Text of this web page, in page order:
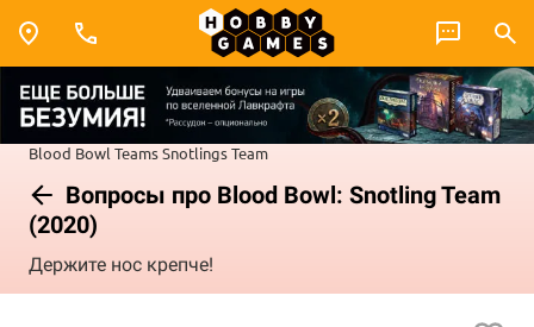
Blood Bowl TeamsSnotlings Team
Вопросы про Blood Bowl: Snotling Team
(2020)
Держите нос крепче!